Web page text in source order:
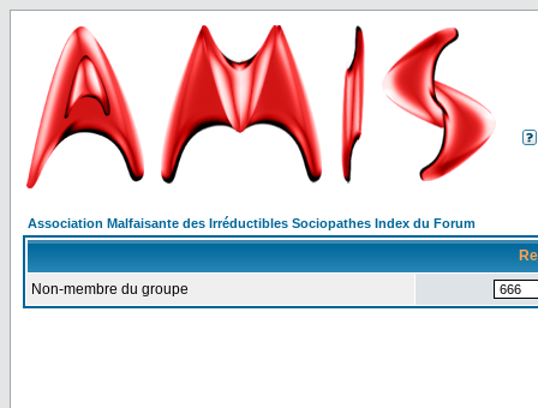
Association Malfaisante des Irréductibles Sociopathes Index du Forum
Non-membre du groupe